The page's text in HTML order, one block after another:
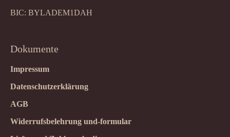
BIC: BYLADEM1DAH
Dokumente
Impressum
Datenschutzerklärung
AGB
Widerrufsbelehrung und-formular